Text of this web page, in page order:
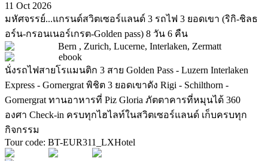
11 Oct 2026
มหัศจรรย์...แกรนด์สวิตเซอร์แลนด์ 3 รถไฟ 3 ยอดเขา (ริกิ-ชิลธ
อร์น-กรอนเนอร์เกรต-Golden pass) 8 วัน 6 คืน
Bern , Zurich, Lucerne, Interlaken, Zermatt
ebook
นั่งรถไฟสายโรแมนติก 3 สาย Golden Pass - Luzern Interlaken
Express - Gornergrat พิชิต 3 ยอดเขาดัง Rigi - Schilthorn -
Gornergrat ทานอาหารที่ Piz Gloria ภัตตาคารที่หมุนได้ 360
องศา Check-in ครบทุกไฮไลท์ในสวิตเซอร์แลนด์ เก็บครบทุก
กิจกรรม
Tour code: BT-EUR311_LXHotel